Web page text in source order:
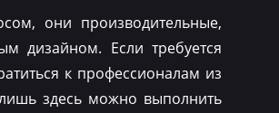
они производительные,
дизайном. Если требуется
к профессионалам из
здесь можно выполнить